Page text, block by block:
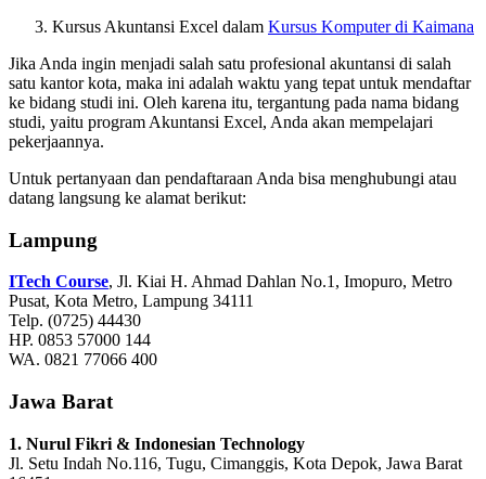
Kursus Akuntansi Excel dalam Kursus Komputer di Kaimana
Jika Anda ingin menjadi salah satu profesional akuntansi di salah
satu kantor kota, maka ini adalah waktu yang tepat untuk mendaftar
ke bidang studi ini. Oleh karena itu, tergantung pada nama bidang
studi, yaitu program Akuntansi Excel, Anda akan mempelajari
pekerjaannya.
Untuk pertanyaan dan pendaftaraan Anda bisa menghubungi atau
datang langsung ke alamat berikut:
Lampung
ITech Course, Jl. Kiai H. Ahmad Dahlan No.1, Imopuro, Metro
Pusat, Kota Metro, Lampung 34111
Telp. (0725) 44430
HP. 0853 57000 144
WA. 0821 77066 400
Jawa Barat
1. Nurul Fikri & Indonesian Technology
Jl. Setu Indah No.116, Tugu, Cimanggis, Kota Depok, Jawa Barat